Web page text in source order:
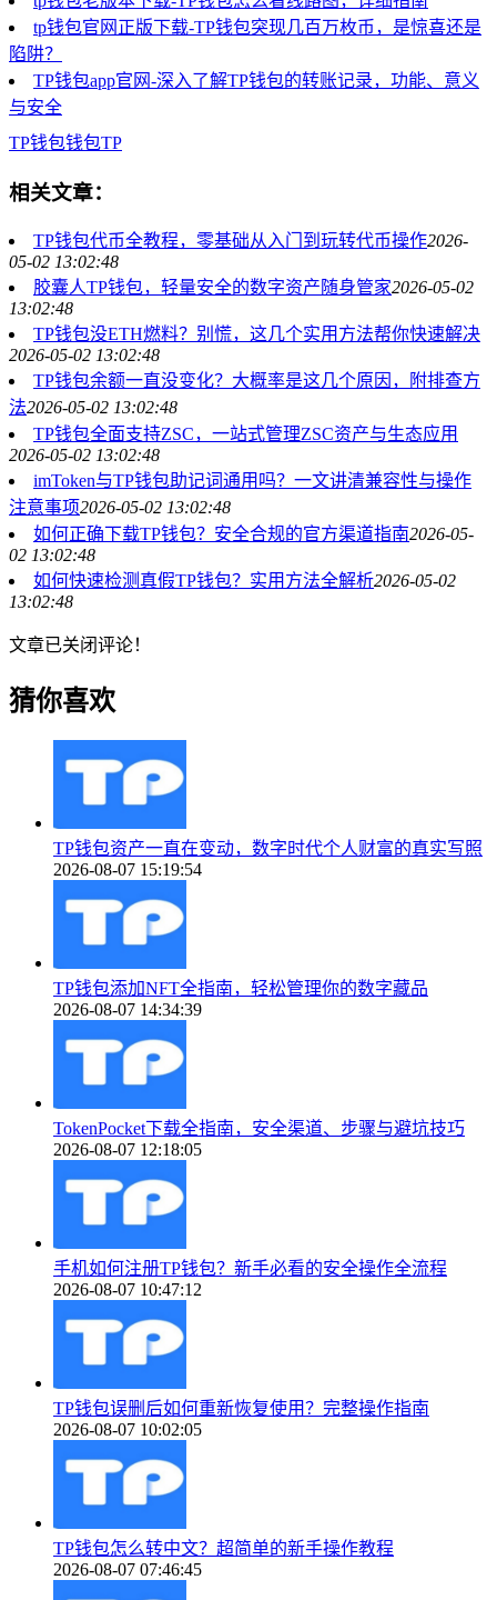
tp钱包官网正版下载-TP钱包突现几百万枚币，是惊喜还是
陷阱？
TP钱包app官网-深入了解TP钱包的转账记录，功能、意义
与安全
TP钱包钱包TP
相关文章：
TP钱包代币全教程，零基础从入门到玩转代币操作2026-
05-02 13:02:48
胶囊人TP钱包，轻量安全的数字资产随身管家2026-05-02
13:02:48
TP钱包没ETH燃料？别慌，这几个实用方法帮你快速解决
2026-05-02 13:02:48
TP钱包余额一直没变化？大概率是这几个原因，附排查方
法2026-05-02 13:02:48
TP钱包全面支持ZSC，一站式管理ZSC资产与生态应用
2026-05-02 13:02:48
imToken与TP钱包助记词通用吗？一文讲清兼容性与操作
注意事项2026-05-02 13:02:48
如何正确下载TP钱包？安全合规的官方渠道指南2026-05-
02 13:02:48
如何快速检测真假TP钱包？实用方法全解析2026-05-02
13:02:48
文章已关闭评论！
猜你喜欢
TP钱包资产一直在变动，数字时代个人财富的真实写照
2026-08-07 15:19:54
TP钱包添加NFT全指南，轻松管理你的数字藏品
2026-08-07 14:34:39
TokenPocket下载全指南，安全渠道、步骤与避坑技巧
2026-08-07 12:18:05
手机如何注册TP钱包？新手必看的安全操作全流程
2026-08-07 10:47:12
TP钱包误删后如何重新恢复使用？完整操作指南
2026-08-07 10:02:05
TP钱包怎么转中文？超简单的新手操作教程
2026-08-07 07:46:45